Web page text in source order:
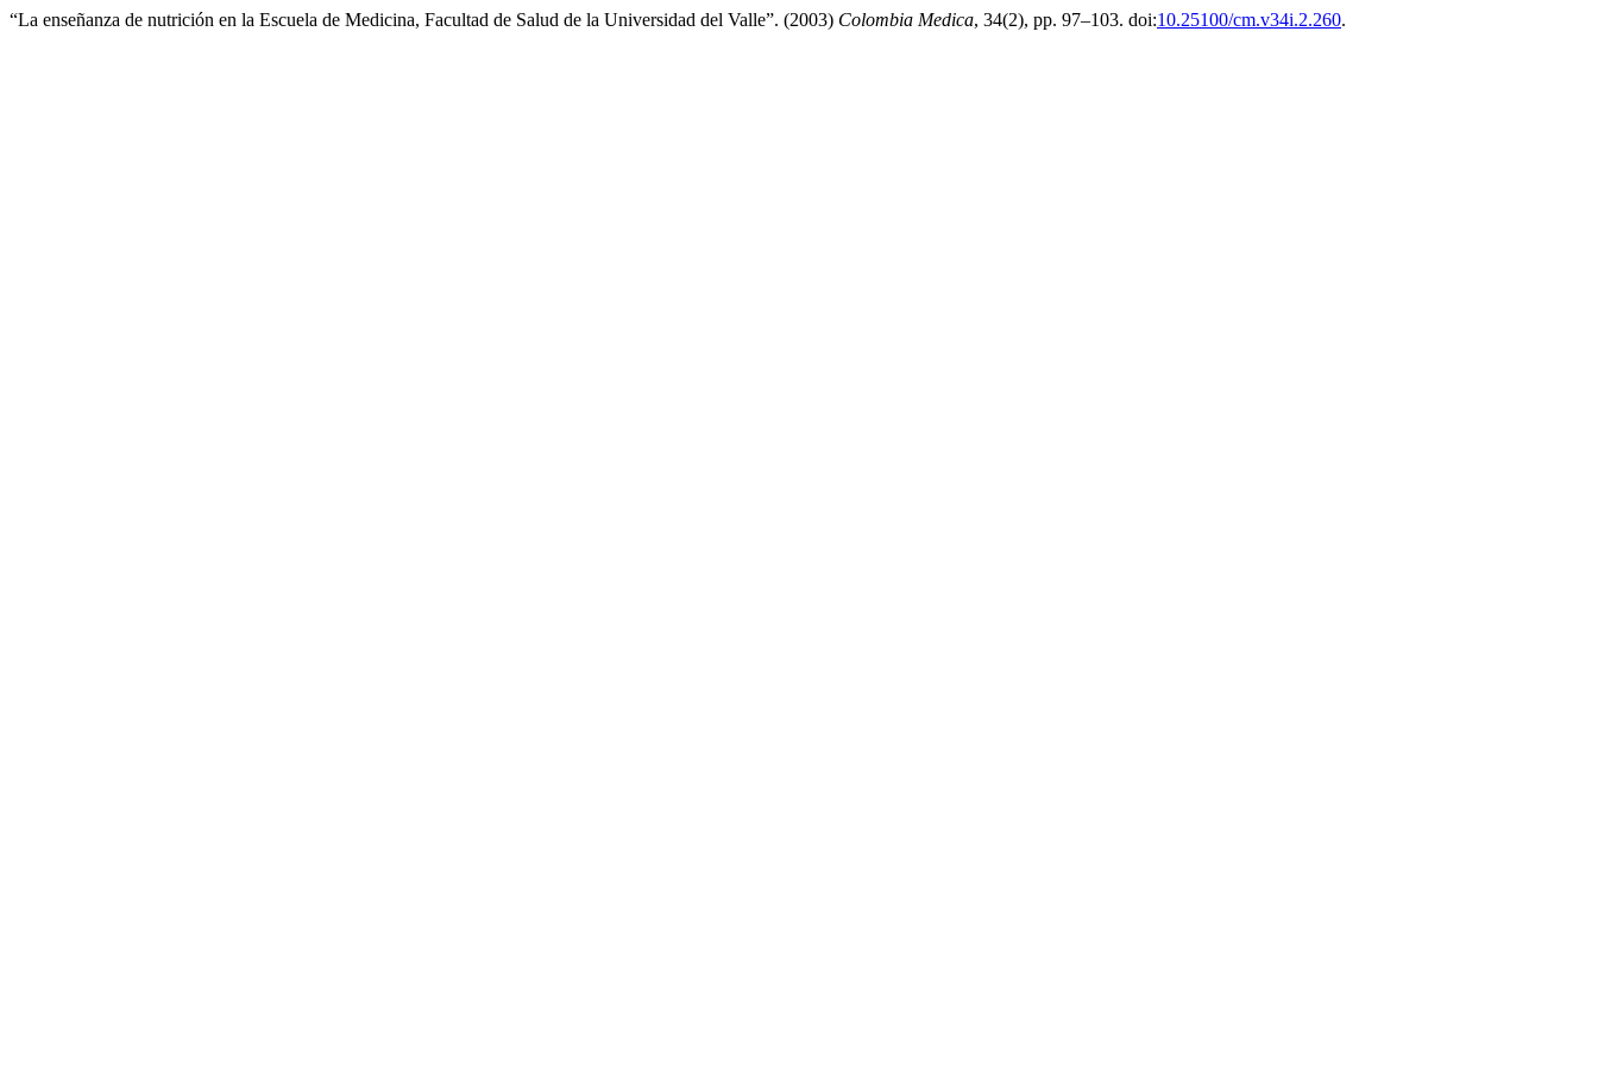
“La enseñanza de nutrición en la Escuela de Medicina, Facultad de Salud de la Universidad del Valle”. (2003) Colombia Medica, 34(2), pp. 97–103. doi:10.25100/cm.v34i.2.260.